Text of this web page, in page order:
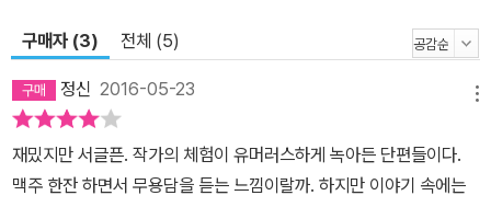
뜻의 보통명사로까지 사전에 등재된 ‘월터미티’로도 유명하듯이 서버
에게 있어서 지친 현실을 도피할 수 있게 해 준 가장 강력한 수단은 바
로 상상력이었다. 불분명한 시야로 세상을 살아갔던 작가에게는 남들
과 다른 세상이 보일 수밖에 없었고, 현실과 공상의 모호한 경계는 사
람들이 위선이나 가식으로 포장해 감추고자 하는 그들 무의식의 본질
구매자 (3) 전체 (5)
정신 2016-05-23
재밌지만 서글픈. 작가의 체험이 유머러스하게 녹아든 단편들이다.
맥주 한잔 하면서 무용담을 듣는 느낌이랄까. 하지만 이야기 속에는